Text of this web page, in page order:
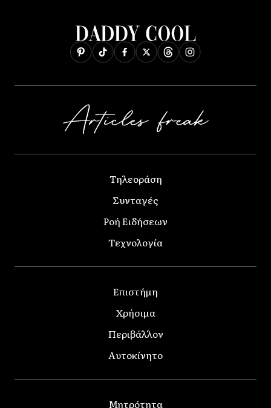
Τηλεοράση
Συνταγές
Ροή Ειδήσεων
Τεχνολογία
Επιστήμη
Χρήσιμα
Περιβάλλον
Αυτοκίνητο
Μητρότητα